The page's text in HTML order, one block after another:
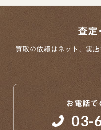
オン
査定
買取の依頼はネット、実
お電話で
03-